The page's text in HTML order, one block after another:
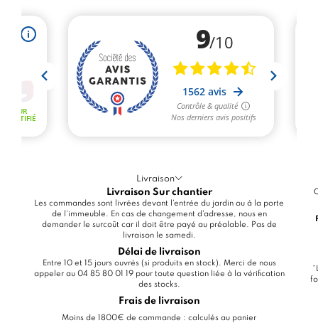
Livraison
Livraison Sur chantier
Les commandes sont livrées devant l'entrée du jardin ou à la porte
de l'immeuble. En cas de changement d'adresse, nous en
demander le surcoût car il doit être payé au préalable. Pas de
livraison le samedi.
Délai de livraison
Entre 10 et 15 jours ouvrés (si produits en stock). Merci de nous
appeler au 04 85 80 01 19 pour toute question liée à la vérification
des stocks.
Frais de livraison
Moins de 1800€ de commande : calculés au panier